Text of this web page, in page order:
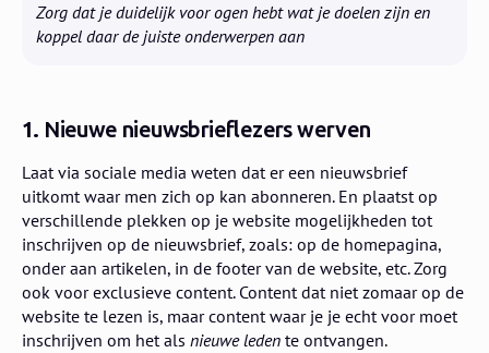
Zorg dat je duidelijk voor ogen hebt wat je doelen zijn en
koppel daar de juiste onderwerpen aan
1. Nieuwe nieuwsbrieflezers werven
Laat via sociale media weten dat er een nieuwsbrief
uitkomt waar men zich op kan abonneren. En plaatst op
verschillende plekken op je website mogelijkheden tot
inschrijven op de nieuwsbrief, zoals: op de homepagina,
onder aan artikelen, in de footer van de website, etc. Zorg
ook voor exclusieve content. Content dat niet zomaar op de
website te lezen is, maar content waar je je echt voor moet
inschrijven om het als nieuwe leden te ontvangen.